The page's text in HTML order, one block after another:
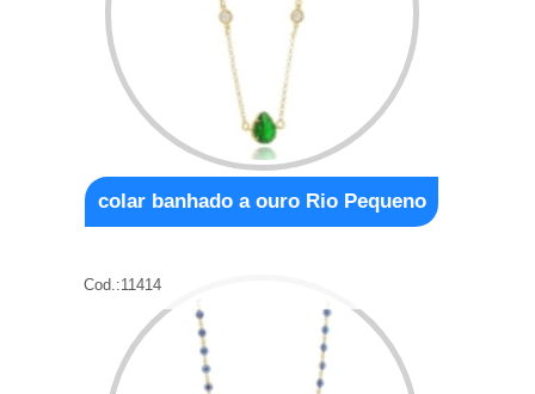
colar banhado a ouro Rio Pequeno
Cod.:11414